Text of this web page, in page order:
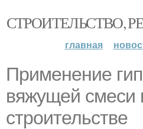
СТРОИТЕЛЬСТВО,
главная
Применение
вяжущей смеси
строительстве